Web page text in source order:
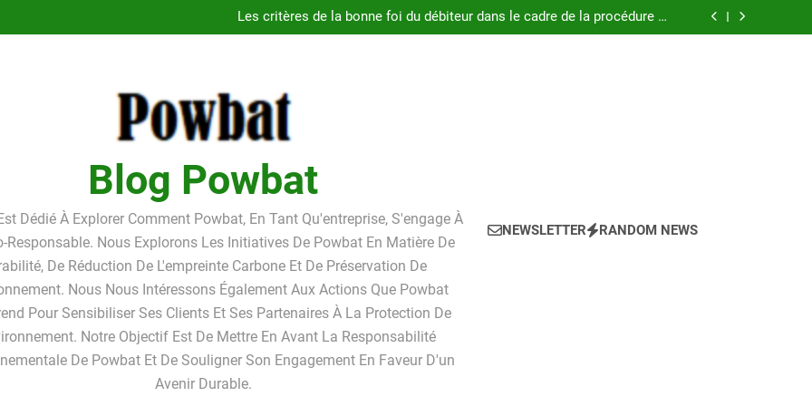
Les critères de la bonne foi du débiteur dans le cadre de la procédure de
surendettement
Linkavista 2026 : avis complet, tarifs, avantages et inconvénients détaillés
Linkavista 2026 : avis complet, tarifs, avantages et inconvénients détaillés
Pourquoi louer un box de stockage ?Pourquoi louer un box de stockage ?
Blog Powbat
Dédié À Explorer Comment Powbat, En Tant Qu'entreprise, S'engage À
Responsable. Nous Explorons Les Initiatives De Powbat En Matière De
De Réduction De L'empreinte Carbone Et De Préservation De
Nous Nous Intéressons Également Aux Actions Que Powbat
Pour Sensibiliser Ses Clients Et Ses Partenaires À La Protection De
Notre Objectif Est De Mettre En Avant La Responsabilité
De Powbat Et De Souligner Son Engagement En Faveur D'un
Avenir Durable.
NEWSLETTER RANDOM NEWS